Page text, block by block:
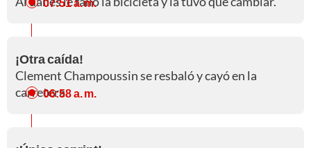
¡Otra caída!
Clement Champoussin se resbaló y cayó en la
carretera.06:58 a. m.